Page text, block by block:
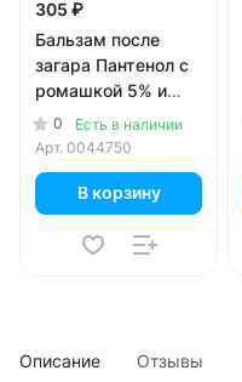
305 ₽
Бальзам после
загара Пантенол с
ромашкой 5% и
чередой 90 мл
0
Есть в наличии
Арт. 0044750
В корзину
Описание Отзывы